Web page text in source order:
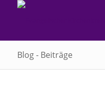
Blog - Beiträge